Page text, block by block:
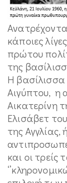
κάποιες
πρώτου
της
Η
Αιγύπτου, η
Αικατερίνη
Ελισάβετ
της Αγγλίας,
και οι τρείς